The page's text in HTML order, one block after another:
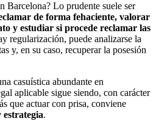
Barcelona? Lo prudente suele ser
de forma fehaciente, valorar
y estudiar si procede reclamar las
regularización, puede analizarse la
y, en su caso, recuperar la posesión
casuística abundante en
aplicable sigue siendo, con carácter
que actuar con prisa, conviene
.